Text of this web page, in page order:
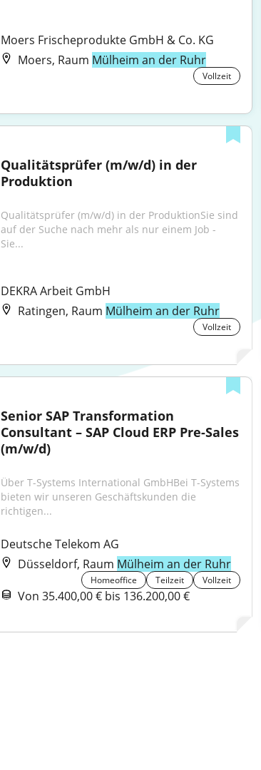
Moers Frischeprodukte GmbH & Co. KG
Moers, Raum Mülheim an der Ruhr
Vollzeit
Qualitätsprüfer (m/w/d) in der
Produktion
Qualitätsprüfer (m/w/d) in der ProduktionSie sind
auf der Suche nach mehr als nur einem Job -
Sie...
DEKRA Arbeit GmbH
Ratingen, Raum Mülheim an der Ruhr
Vollzeit
Senior SAP Transformation
Consultant – SAP Cloud ERP Pre-Sales
(m/w/d)
Über T-Systems International GmbHBei T-Systems
bieten wir unseren Geschäftskunden die
richtigen...
Deutsche Telekom AG
Düsseldorf, Raum Mülheim an der Ruhr
Homeoffice Teilzeit Vollzeit
Von 35.400,00 € bis 136.200,00 €